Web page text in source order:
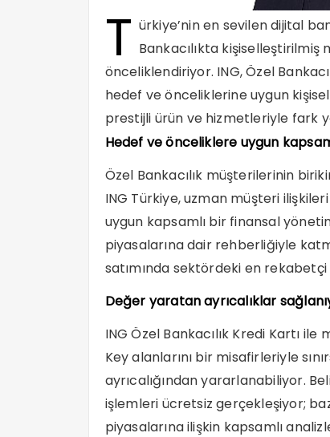
T ürkiye’nin en sevilen dijital
Bankacılıkta
önceliklendiriyor. ING, Özel
hedef ve önceliklerine uygun
prestijli ürün ve hizmetleriyle fark
Hedef ve önceliklere uygun
Özel Bankacılık müşterilerinin
ING Türkiye, uzman müşteri
uygun kapsamlı bir finansal
piyasalarına dair rehberliğiyle
satımında sektördeki en
Değer yaratan ayrıcalıklar
ING Özel Bankacılık Kredi Kartı
Key alanlarını bir misafirleriyle
ayrıcalığından yararlanabiliyor.
işlemleri ücretsiz gerçekleşiyor;
piyasalarına ilişkin kapsamlı